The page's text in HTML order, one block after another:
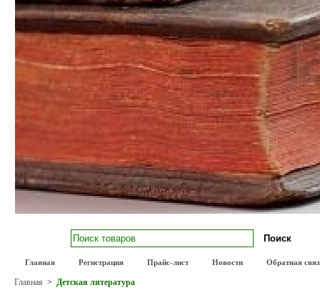
Главная Регистрация Прайс-лист Новости Обратная
Главная > Детская литература